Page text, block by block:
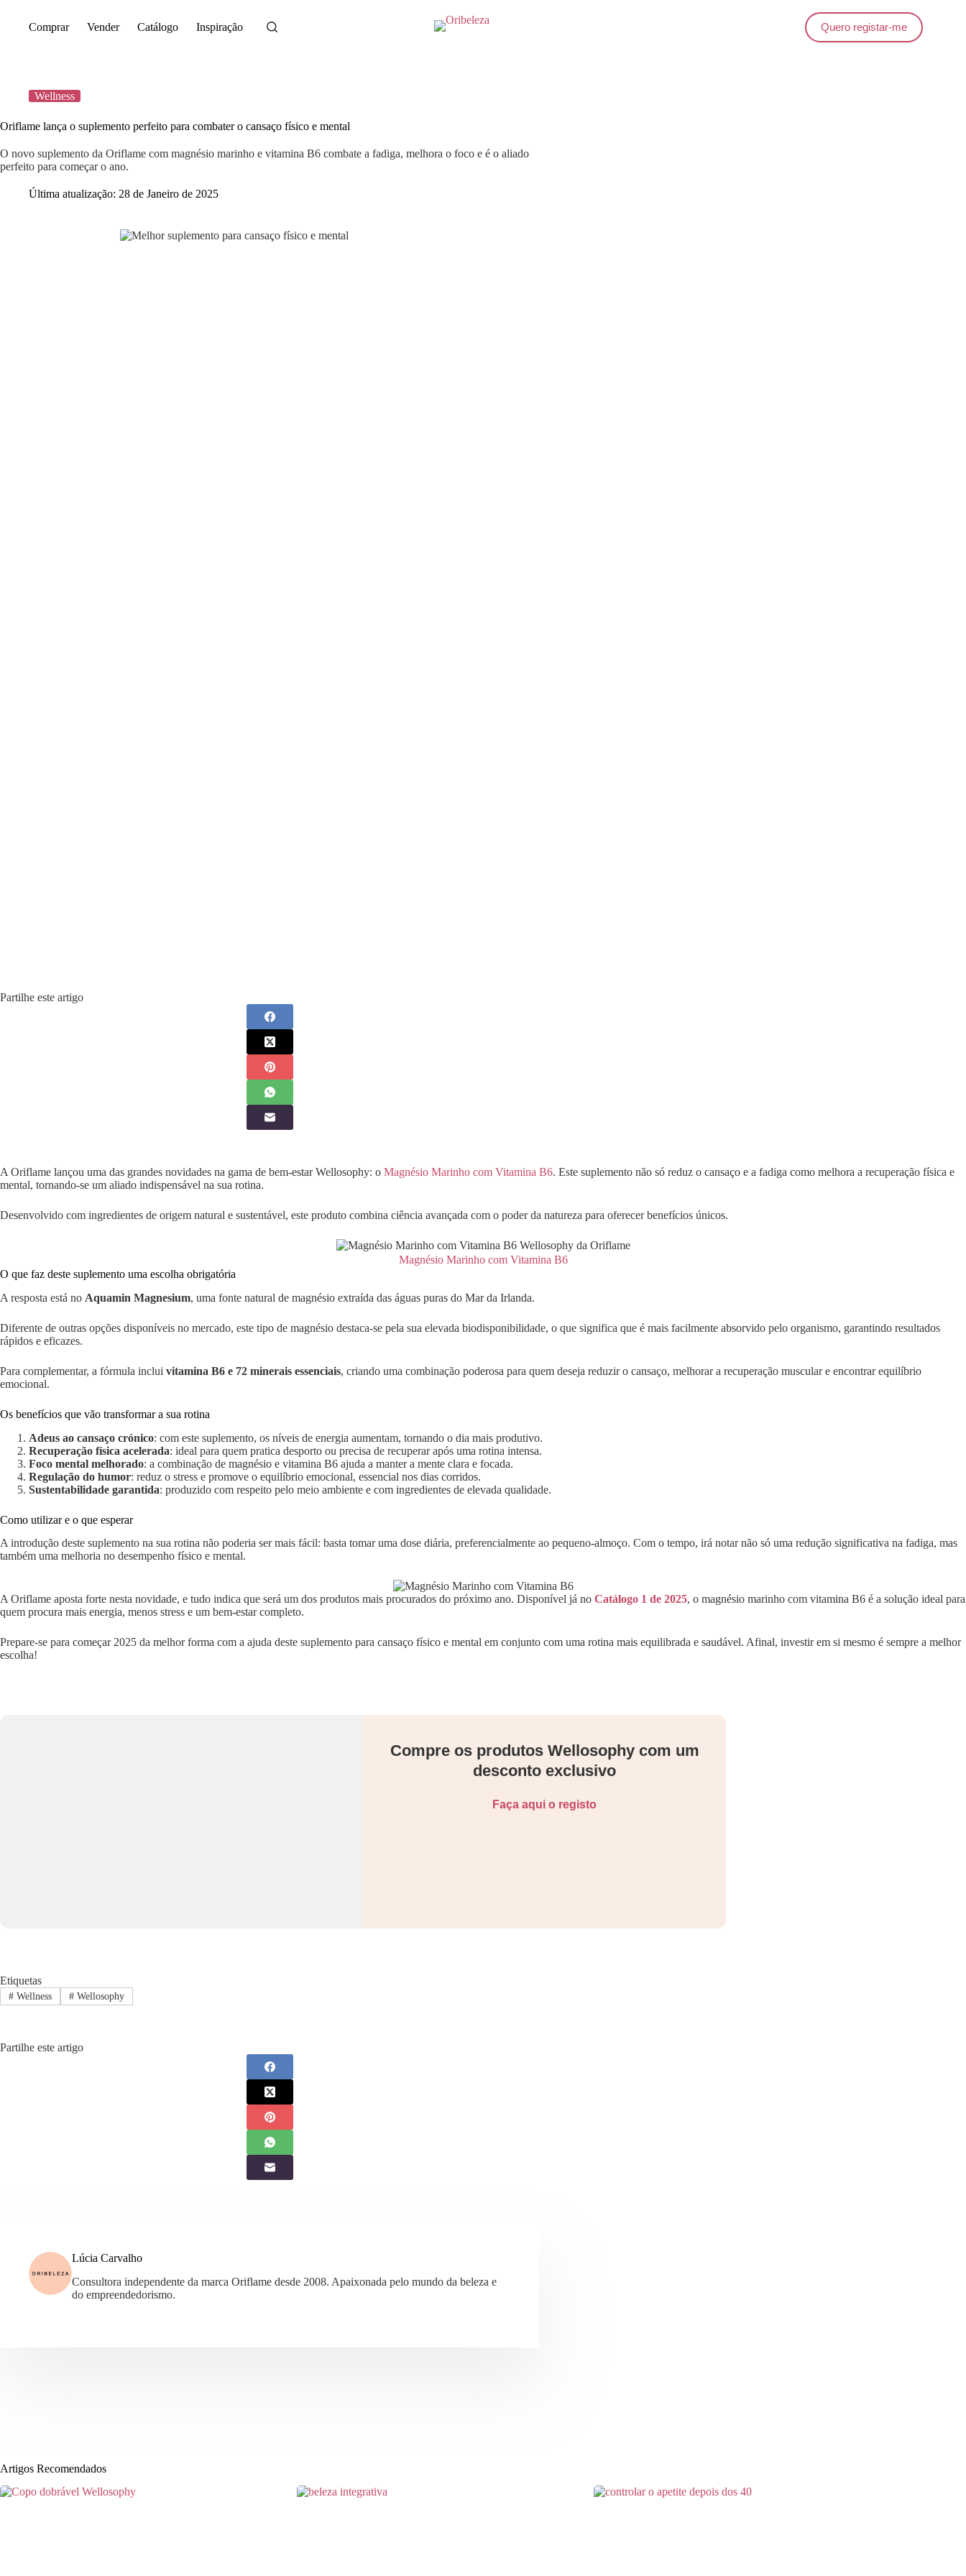
Comprar Vender Catálogo Inspiração Quero registar-me
Wellness
Oriflame lança o suplemento perfeito para combater o cansaço físico e mental
O novo suplemento da Oriflame com magnésio marinho e vitamina B6 combate a fadiga, melhora o foco e é o aliado
perfeito para começar o ano.
Última atualização: 28 de Janeiro de 2025
Partilhe este artigo
A Oriflame lançou uma das grandes novidades na gama de bem-estar Wellosophy: o Magnésio Marinho com Vitamina B6. Este suplemento não só reduz o cansaço e a fadiga como melhora a recuperação física e
mental, tornando-se um aliado indispensável na sua rotina.
Desenvolvido com ingredientes de origem natural e sustentável, este produto combina ciência avançada com o poder da natureza para oferecer benefícios únicos.
Magnésio Marinho com Vitamina B6
O que faz deste suplemento uma escolha obrigatória
A resposta está no Aquamin Magnesium, uma fonte natural de magnésio extraída das águas puras do Mar da Irlanda.
Diferente de outras opções disponíveis no mercado, este tipo de magnésio destaca-se pela sua elevada biodisponibilidade, o que significa que é mais facilmente absorvido pelo organismo, garantindo resultados
rápidos e eficazes.
Para complementar, a fórmula inclui vitamina B6 e 72 minerais essenciais, criando uma combinação poderosa para quem deseja reduzir o cansaço, melhorar a recuperação muscular e encontrar equilíbrio
emocional.
Os benefícios que vão transformar a sua rotina
Adeus ao cansaço crónico: com este suplemento, os níveis de energia aumentam, tornando o dia mais produtivo.
Recuperação física acelerada: ideal para quem pratica desporto ou precisa de recuperar após uma rotina intensa.
Foco mental melhorado: a combinação de magnésio e vitamina B6 ajuda a manter a mente clara e focada.
Regulação do humor: reduz o stress e promove o equilíbrio emocional, essencial nos dias corridos.
Sustentabilidade garantida: produzido com respeito pelo meio ambiente e com ingredientes de elevada qualidade.
Como utilizar e o que esperar
A introdução deste suplemento na sua rotina não poderia ser mais fácil: basta tomar uma dose diária, preferencialmente ao pequeno-almoço. Com o tempo, irá notar não só uma redução significativa na fadiga, mas
também uma melhoria no desempenho físico e mental.
A Oriflame aposta forte nesta novidade, e tudo indica que será um dos produtos mais procurados do próximo ano. Disponível já no Catálogo 1 de 2025, o magnésio marinho com vitamina B6 é a solução ideal para
quem procura mais energia, menos stress e um bem-estar completo.
Prepare-se para começar 2025 da melhor forma com a ajuda deste suplemento para cansaço físico e mental em conjunto com uma rotina mais equilibrada e saudável. Afinal, investir em si mesmo é sempre a melhor
escolha!
Compre os produtos Wellosophy com um
desconto exclusivo
Faça aqui o registo
Etiquetas
#Wellness #Wellosophy
Partilhe este artigo
Lúcia Carvalho
Consultora independente da marca Oriflame desde 2008. Apaixonada pelo mundo da beleza e
do empreendedorismo.
Artigos Recomendados